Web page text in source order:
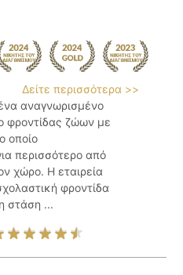
Δείτε περισσότερα >>
αναγνωρισμένο
φροντίδας ζώων με
οποίο
περισσότερο από
χώρο. Η εταιρεία
φροντίδα
στάση ...